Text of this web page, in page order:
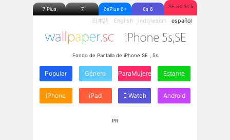
7 Plus 7 6sPlus 6+ 6s 6 SE 5s 5c 5
日本語 English Indonesian español
Fondo de Pantalla de iPhone SE , 5s
Popular Género ParaMujeres Estante
iPhone iPad Watch Android
PR